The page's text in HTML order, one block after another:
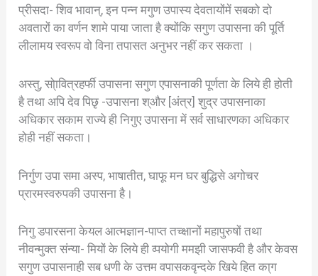
प्रीसदा- शिव भावान्, इन पन्न मगुण उपास्य देवतायोंमें सबको दो
अवतारों का वर्णन शामे पाया जाता है क्योंकि सगुण उपासना की पूर्ति
लीलामय स्वरूप वो विना तपासत अनुभर नहीं कर सकता ।
अस्तु, सो्ावित्रहर्फी उपासना सगुण एपासनाकी पूर्णता के लिये ही होती
है तथा अपि देव पिछृ -उपासना श्और [अंत्र] शुद्र उपासनाका
अधिकार सकाम राज्ये ही निगुए उपासना में सर्व साधारणका अधिकार
होही नहीं सकता।
निर्गुण उपा समा अस्प, भाषातीत, घाफू मन घर बुद्धिसे अगोचर
प्रारमस्वरुपकी उपासना है।
निगु डपारसना केयल आत्मज्ञान-पाप्त तच्क्षानों महापुरुषों तथा
नीवन्मुक्त संन्या- मियों के लिये ही व्पयोगी ममझी जासफवी है और केवस
सगुण उपासनाही सब धणी के उत्तम वपासकवृन्दके खिये हित का्ग